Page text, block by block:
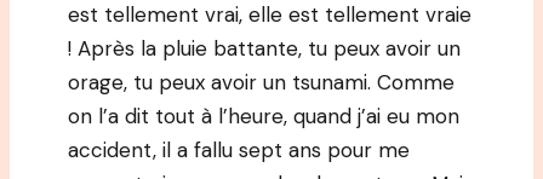
est tellement vrai, elle est tellement vraie
! Après la pluie battante, tu peux avoir un
orage, tu peux avoir un tsunami. Comme
on l’a dit tout à l’heure, quand j’ai eu mon
accident, il a fallu sept ans pour me